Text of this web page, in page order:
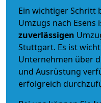
Ein wichtiger Schritt
Umzugs nach Esens
zuverlässigen
Stuttgart. Es ist
Unternehmen über
und Ausrüstung
erfolgreich